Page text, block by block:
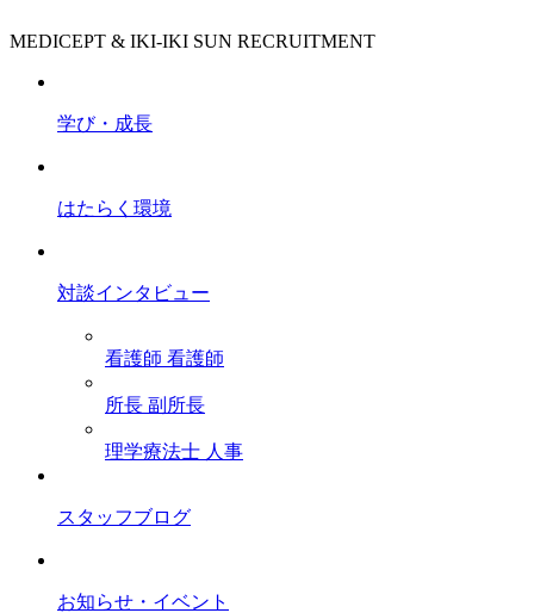
MEDICEPT & IKI-IKI SUN RECRUITMENT
学び・成長
はたらく環境
対談インタビュー
看護師 看護師
所長 副所長
理学療法士 人事
スタッフブログ
お知らせ・イベント